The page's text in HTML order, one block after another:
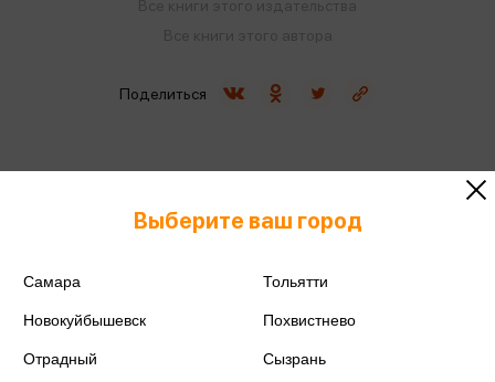
978-5-00222-263-6
Эксмо-Родина
Год издания
Поделиться
Выберите ваш город
Самара Тольятти
Новокуйбышевск Похвистнево
Отрадный Сызрань